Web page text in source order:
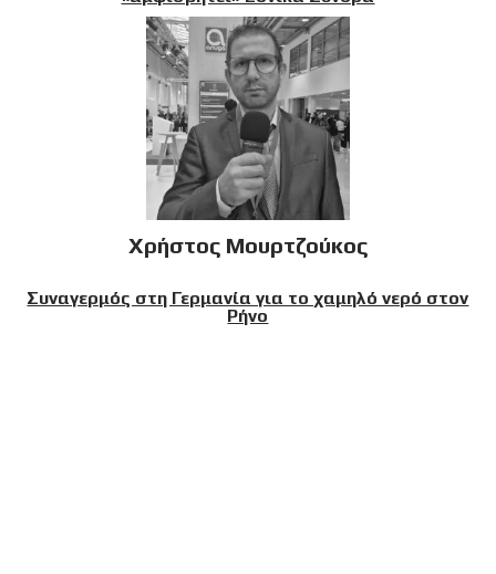
Χρήστος Μουρτζούκος
Συναγερμός στη Γερμανία για το χαμηλό νερό στον
Ρήνο